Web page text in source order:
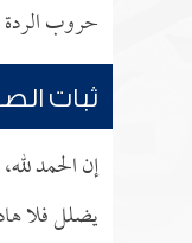
حروب الردة
ثبات
إن الحمد
يضلل فلا